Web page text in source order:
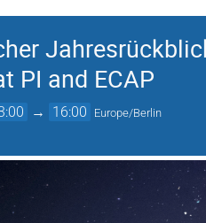
PI and ECAP
→ 16:00 Europe/Berlin